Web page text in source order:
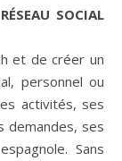
RÉSEAU SOCIAL
et de créer un
personnel ou
activités, ses
demandes, ses
Sans